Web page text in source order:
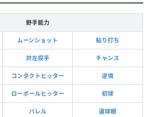
野手能力
ムーンショット 粘り打ち
対左投手 チャンス
コンタクトヒッター 逆境
ローボールヒッター 初球
バレル 選球眼